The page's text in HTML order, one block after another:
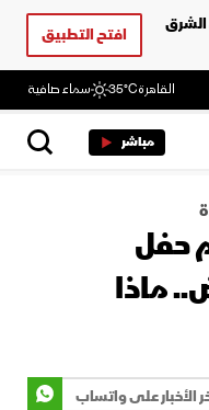
الشرق
افتح التطبيق
القاهرة35°C سماء صافية
مباشر
حفل
ماذا
الأخبار على واتساب